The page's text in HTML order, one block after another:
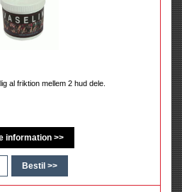
al friktion mellem 2 hud dele.